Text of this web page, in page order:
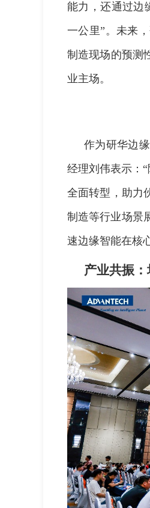
能力，还通过边
一公里”。未来
制造现场的预测
业主场。
作为研华边缘
经理刘伟表示：
全面转型，助力
制造等行业场景
速边缘智能在核
产业共振